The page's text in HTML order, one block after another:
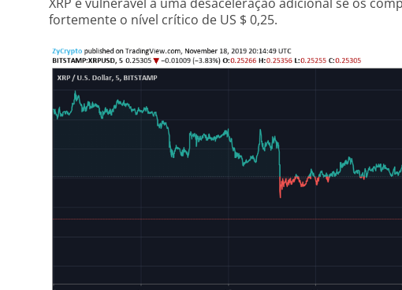
fortemente o nível crítico de US $ 0,25.